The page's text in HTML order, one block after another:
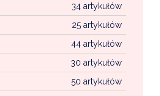
34 artykułów
25 artykułów
44 artykułów
30 artykułów
50 artykułów